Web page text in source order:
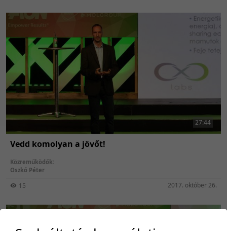
27:44
Vedd komolyan a jövőt!
Közreműködők:
Oszkó Péter
15 2017. október 26.